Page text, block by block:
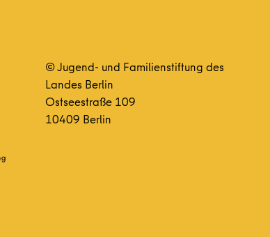
© Jugend- und Familienstiftung des
Landes Berlin
Ostseestraße 109
10409 Berlin